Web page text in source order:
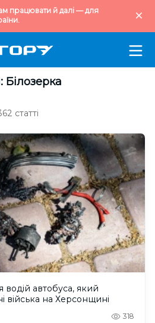
працювати й далі — для
Білозерка
статті
водій автобуса, який
війська на Херсонщині
318